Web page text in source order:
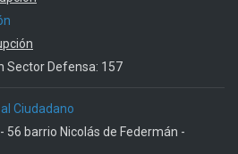
Sector Defensa: 157
Ciudadano
56 barrio Nicolás de Federmán -